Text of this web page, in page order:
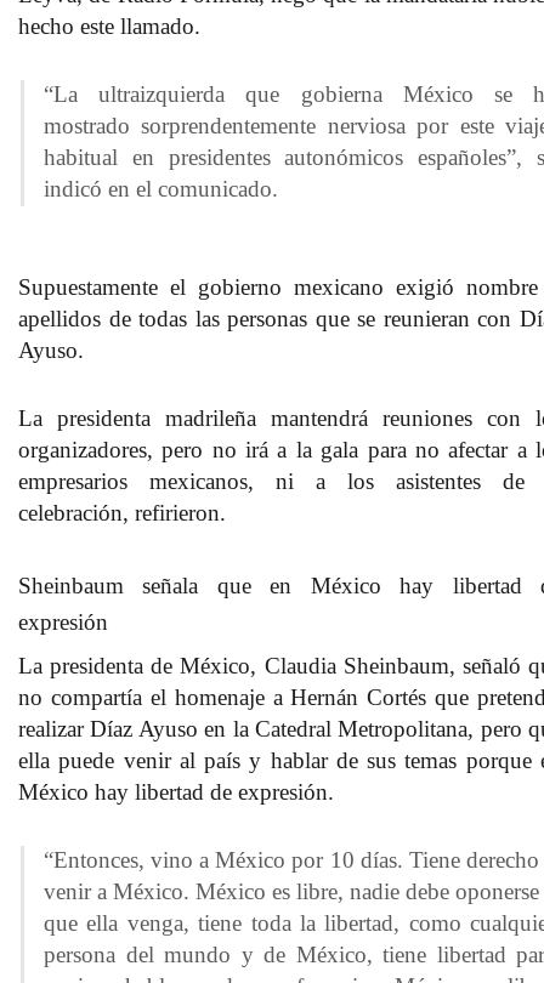
hecho este llamado.
“La ultraizquierda que gobierna México se
mostrado sorprendentemente nerviosa por este
habitual en presidentes autonómicos españoles”,
indicó en el comunicado.
Supuestamente el gobierno mexicano exigió
apellidos de todas las personas que se reunieran con
Ayuso.
La presidenta madrileña mantendrá reuniones con
organizadores, pero no irá a la gala para no afectar a
empresarios mexicanos, ni a los asistentes de
celebración, refirieron.
Sheinbaum señala que en México hay libertad
expresión
La presidenta de México, Claudia Sheinbaum, señaló
no compartía el homenaje a Hernán Cortés que
realizar Díaz Ayuso en la Catedral Metropolitana, pero
ella puede venir al país y hablar de sus temas porque
México hay libertad de expresión.
“Entonces, vino a México por 10 días. Tiene derecho
venir a México. México es libre, nadie debe oponerse
que ella venga, tiene toda la libertad, como
persona del mundo y de México, tiene libertad